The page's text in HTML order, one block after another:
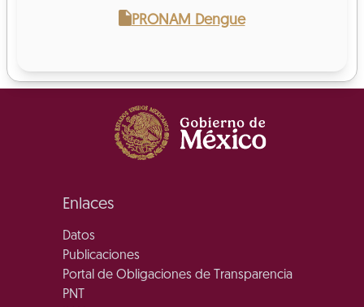
PRONAM Dengue
Enlaces
Datos
Publicaciones
Portal de Obligaciones de Transparencia
PNT